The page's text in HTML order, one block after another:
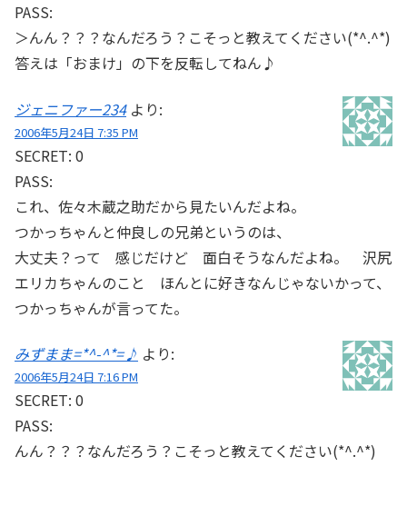
PASS:
＞んん？？？なんだろう？こそっと教えてください(*^.^*)
答えは「おまけ」の下を反転してねん♪
ジェニファー234 より:
2006年5月24日 7:35 PM
SECRET: 0
PASS:
これ、佐々木蔵之助だから見たいんだよね。
つかっちゃんと仲良しの兄弟というのは、
大丈夫？って 感じだけど 面白そうなんだよね。 沢尻
エリカちゃんのこと ほんとに好きなんじゃないかって、
つかっちゃんが言ってた。
みずまま=*^-^*=♪ より:
2006年5月24日 7:16 PM
SECRET: 0
PASS:
んん？？？なんだろう？こそっと教えてください(*^.^*)